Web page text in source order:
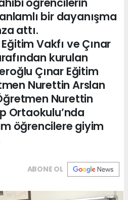
bir dayanışma
attı.
Vakfı ve Çınar
kurulan
Çınar Eğitim
Nurettin Arslan
Nurettin
Ortaokulu’nda
öğrencilere giyim
ABONE OL